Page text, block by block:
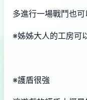
多進行一場戰鬥也
※姊姊大人的工房可
※護盾很強